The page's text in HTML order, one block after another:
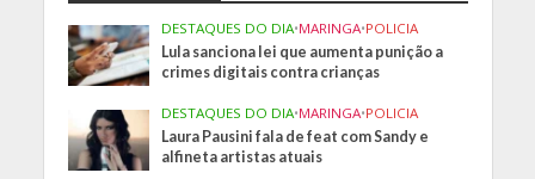
DESTAQUES DO DIA•MARINGA•POLICIA
Lula sanciona lei que aumenta punição a
crimes digitais contra crianças
DESTAQUES DO DIA•MARINGA•POLICIA
Laura Pausini fala de feat com Sandy e
alfineta artistas atuais